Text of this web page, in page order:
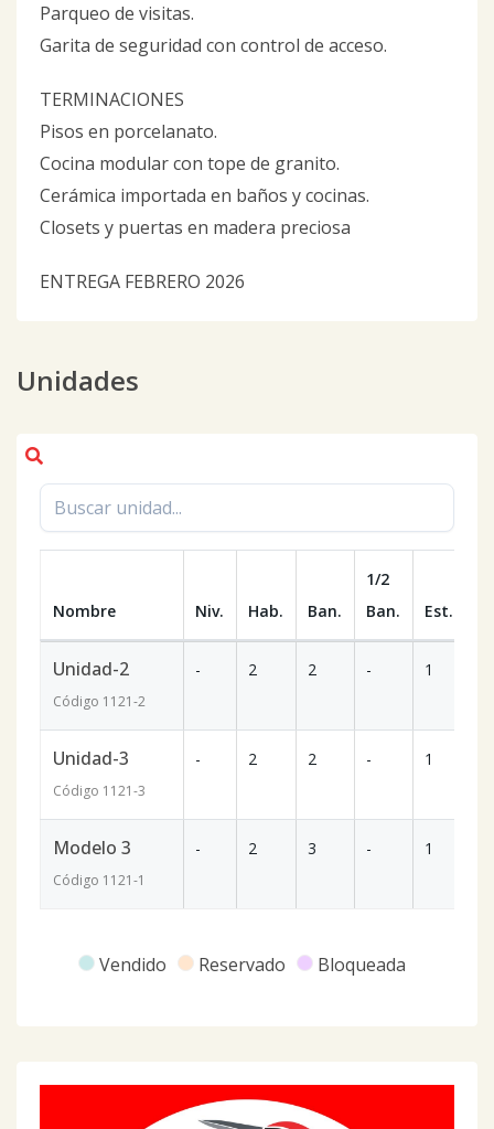
Parqueo de visitas.
Garita de seguridad con control de acceso.
TERMINACIONES
Pisos en porcelanato.
Cocina modular con tope de granito.
Cerámica importada en baños y cocinas.
Closets y puertas en madera preciosa
ENTREGA FEBRERO 2026
Unidades
Nombre Niv. Hab. Ban.
1/2
Ban.
Est.
Unidad-2
Código 1121-2
- 2 2 - 1
Unidad-3
Código 1121-3
- 2 2 - 1
Modelo 3
Código 1121-1
- 2 3 - 1
Vendido Reservado Bloqueada